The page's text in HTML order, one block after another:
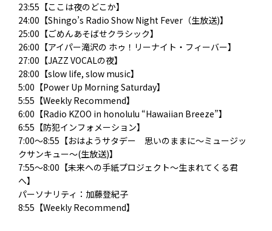
23:55【ここは夜のどこか】
24:00【Shingo’s Radio Show Night Fever（生放送)】
25:00【ごめんあそばせクラシック】
26:00【アイパー滝沢の ホゥ！リーナイト・フィーバー】
27:00【JAZZ VOCALの夜】
28:00【slow life, slow music】
5:00【Power Up Morning Saturday】
5:55【Weekly Recommend】
6:00【Radio KZOO in honolulu “Hawaiian Breeze”】
6:55【防犯インフォメーション】
7:00～8:55【おはようサタデー 思いのままに～ミュージッ
クサンキュー～(生放送)】
7:55～8:00【未来への手紙プロジェクト～生まれてくる君
へ】
パーソナリティ：加藤登紀子
8:55【Weekly Recommend】